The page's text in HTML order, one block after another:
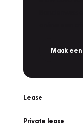
Maak
Lease
Private lease